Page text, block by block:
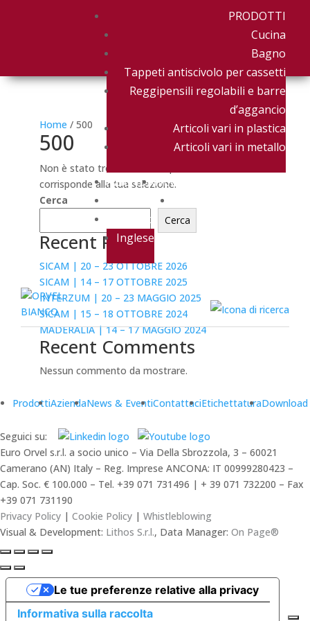
PRODOTTI
Cucina
Bagno
Tappeti antiscivolo per cassetti
Reggipensili regolabili e barre
d’aggancio
Articoli vari in plastica
Articoli vari in metallo
AZIENDANEWS & EVENTI
DOWNLOAD
Italiano
Inglese
Home / 500
500
Non è stato trovato nessun prodotto che
corrisponde alla tua selezione.
Cerca
Cerca
Recent Posts
SICAM | 20 – 23 OTTOBRE 2026
SICAM | 14 – 17 OTTOBRE 2025
INTERZUM | 20 – 23 MAGGIO 2025
SICAM | 15 – 18 OTTOBRE 2024
MADERALIA | 14 – 17 MAGGIO 2024
Recent Comments
Nessun commento da mostrare.
ProdottiAziendaNews & EventiContattaciEtichettaturaDownload
Seguici su:
Euro Orvel s.r.l. a socio unico – Via Della Sbrozzola, 3 – 60021
Camerano (AN) Italy – Reg. Imprese ANCONA: IT 00999280423 –
Cap. Soc. € 100.000 – Tel. +39 071 731496 | + 39 071 732200 – Fax
+39 071 731190
Privacy Policy | Cookie Policy | Whistleblowing
Visual & Development: Lithos S.r.l., Data Manager: On Page®
Informativa sulla raccolta
Le tue preferenze relative alla privacy